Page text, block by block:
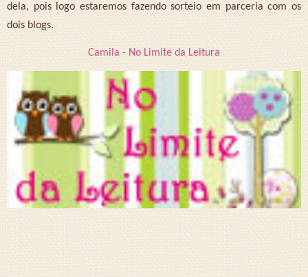
dela, pois logo estaremos fazendo sorteio em parceria com os
dois blogs.
Camila - No Limite da Leitura